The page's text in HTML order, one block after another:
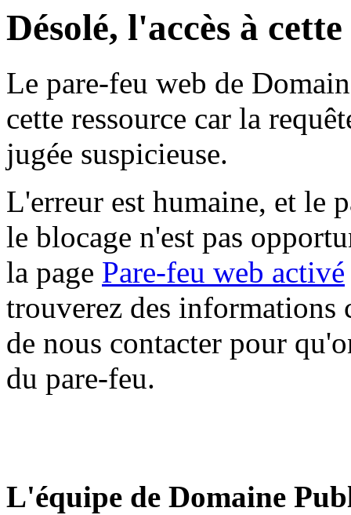
Désolé, l'accès à
Le pare-feu web de
cette ressource car la
jugée suspicieuse.
L'erreur est humaine, et le
le blocage n'est pas
la page Pare-feu web activé
trouverez des informations
de nous contacter pour
du pare-feu.
L'équipe de Domaine